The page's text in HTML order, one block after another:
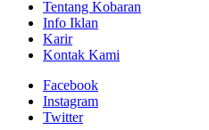
Tentang Kobaran
Info Iklan
Karir
Kontak Kami
Facebook
Instagram
Twitter